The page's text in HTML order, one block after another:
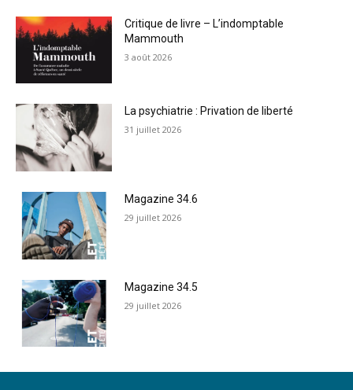
Critique de livre – L’indomptable
Mammouth
3 août 2026
La psychiatrie : Privation de liberté
31 juillet 2026
Magazine 34.6
29 juillet 2026
Magazine 34.5
29 juillet 2026